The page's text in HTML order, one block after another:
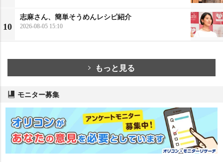
10
志麻さん、簡単そうめんレシピ紹介
2026-08-05 15:10
もっと見る
モニター募集